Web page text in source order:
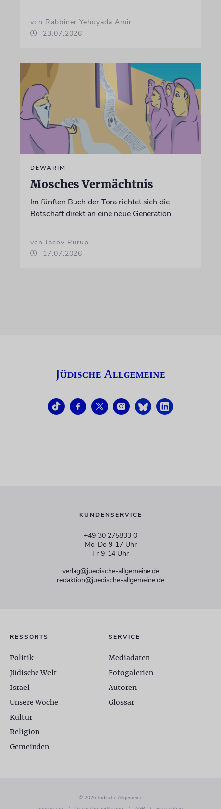
von Rabbiner Yehoyada Amir
23.07.2026
DEWARIM
Mosches Vermächtnis
Im fünften Buch der Tora richtet sich die
Botschaft direkt an eine neue Generation
von Jacov Rürup
17.07.2026
KUNDENSERVICE
+49 30 275833 0
Mo-Do 9-17 Uhr
Fr 9-14 Uhr
verlag@juedische-allgemeine.de
redaktion@juedische-allgemeine.de
RESSORTS
Politik
Jüdische Welt
Israel
Unsere Woche
Kultur
Religion
Gemeinden
SERVICE
Mediadaten
Fotogalerien
Autoren
Glossar
© 2026 Jüdische Allgemeine